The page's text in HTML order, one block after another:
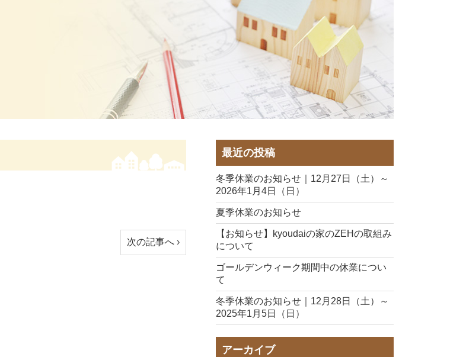
次の記事へ ›
最近の投稿
冬季休業のお知らせ｜12月27日（土）～
2026年1月4日（日）
夏季休業のお知らせ
【お知らせ】kyoudaiの家のZEHの取組み
について
ゴールデンウィーク期間中の休業につい
て
冬季休業のお知らせ｜12月28日（土）～
2025年1月5日（日）
アーカイブ